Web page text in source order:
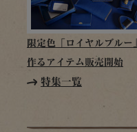
限定色「ロイヤルブルー
作るアイテム販売開始
特集一覧